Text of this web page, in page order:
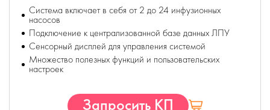
Система включает в себя от 2 до 24 инфузионных
насосов
Подключение к централизованной базе данных ЛПУ
Сенсорный дисплей для управления системой
Множество полезных функций и пользовательских
настроек
Запросить КП